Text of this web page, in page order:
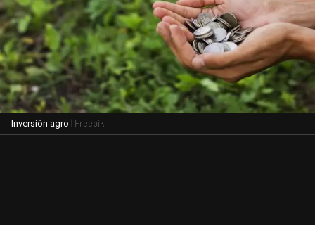
Inversión agro | Freepik